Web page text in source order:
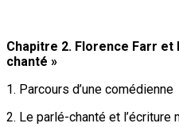
Chapitre 2. Florence Farr et
chanté »
1. Parcours d’une comédienne
2. Le parlé-chanté et l’écriture